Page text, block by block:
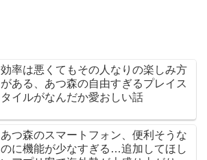
効率は悪くてもその人なりの楽しみ方
がある、あつ森の自由すぎるプレイス
タイルがなんだか愛おしい話
あつ森のスマートフォン、便利そうな
のに機能が少なすぎる…追加してほし